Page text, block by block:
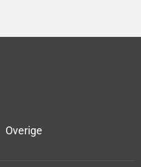
Overige